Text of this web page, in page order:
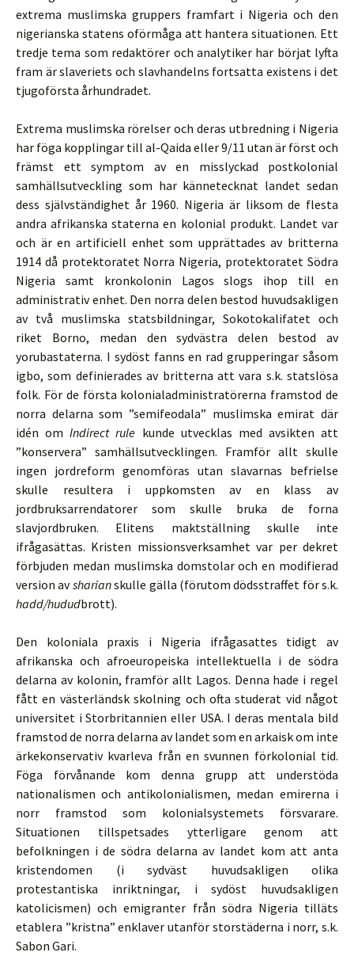
extrema muslimska gruppers framfart i Nigeria och den
nigerianska statens oförmåga att hantera situationen. Ett
tredje tema som redaktörer och analytiker har börjat lyfta
fram är slaveriets och slavhandelns fortsatta existens i det
tjugoförsta århundradet.
Extrema muslimska rörelser och deras utbredning i Nigeria
har föga kopplingar till al-Qaida eller 9/11 utan är först och
främst ett symptom av en misslyckad postkolonial
samhällsutveckling som har kännetecknat landet sedan
dess självständighet år 1960. Nigeria är liksom de flesta
andra afrikanska staterna en kolonial produkt. Landet var
och är en artificiell enhet som upprättades av britterna
1914 då protektoratet Norra Nigeria, protektoratet Södra
Nigeria samt kronkolonin Lagos slogs ihop till en
administrativ enhet. Den norra delen bestod huvudsakligen
av två muslimska statsbildningar, Sokotokalifatet och
riket Borno, medan den sydvästra delen bestod av
yorubastaterna. I sydöst fanns en rad grupperingar såsom
igbo, som definierades av britterna att vara s.k. statslösa
folk. För de första kolonialadministratörerna framstod de
norra delarna som ”semifeodala” muslimska emirat där
idén omIndirect rule kunde utvecklas med avsikten att
”konservera” samhällsutvecklingen. Framför allt skulle
ingen jordreform genomföras utan slavarnas befrielse
skulle resultera i uppkomsten av en klass av
jordbruksarrendatorer som skulle bruka de forna
slavjordbruken. Elitens maktställning skulle inte
ifrågasättas. Kristen missionsverksamhet var per dekret
förbjuden medan muslimska domstolar och en modifierad
version avsharianskulle gälla (förutom dödsstraffet för s.k.
hadd/hududbrott).
Den koloniala praxis i Nigeria ifrågasattes tidigt av
afrikanska och afroeuropeiska intellektuella i de södra
delarna av kolonin, framför allt Lagos. Denna hade i regel
fått en västerländsk skolning och ofta studerat vid något
universitet i Storbritannien eller USA. I deras mentala bild
framstod de norra delarna av landet som en arkaisk om inte
ärkekonservativ kvarleva från en svunnen förkolonial tid.
Föga förvånande kom denna grupp att understöda
nationalismen och antikolonialismen, medan emirerna i
norr framstod som kolonialsystemets försvarare.
Situationen tillspetsades ytterligare genom att
befolkningen i de södra delarna av landet kom att anta
kristendomen (i sydväst huvudsakligen olika
protestantiska inriktningar, i sydöst huvudsakligen
katolicismen) och emigranter från södra Nigeria tilläts
etablera ”kristna” enklaver utanför storstäderna i norr, s.k.
Sabon Gari.